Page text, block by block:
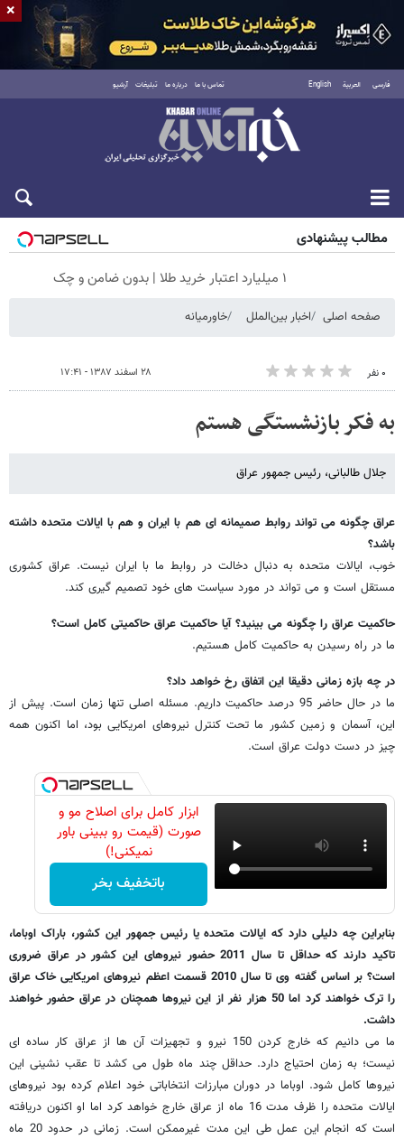
فارسی العربية English تماس با ما درباره ما تبلیغات آرشیو
جمعه ۱۶ مرداد ۱۴۰۵
مطالب پیشنهادی
۱ میلیارد اعتبار خرید طلا | بدون ضامن و چک
صفحه اصلی اخبار بین‌الملل خاورمیانه
۰ نفر ۲۸ اسفند ۱۳۸۷ - ۱۷:۴۱
به فکر بازنشستگی هستم
جلال طالبانی، رئیس جمهور عراق
عراق چگونه می تواند روابط صمیمانه ای هم با ایران و هم با ایالات متحده داشته
باشد؟
خوب، ایالات متحده به دنبال دخالت در روابط ما با ایران نیست. عراق کشوری
مستقل است و می تواند در مورد سیاست های خود تصمیم گیری کند.
حاکمیت عراق را چگونه می بینید؟ آیا حاکمیت عراق حاکمیتی کامل است؟
ما در راه رسیدن به حاکمیت کامل هستیم.
در چه بازه زمانی دقیقا این اتفاق رخ خواهد داد؟
ما در حال حاضر 95 درصد حاکمیت داریم. مسئله اصلی تنها زمان است. پیش از
این، آسمان و زمین کشور ما تحت کنترل نیروهای امریکایی بود، اما اکنون همه
چیز در دست دولت عراق است.
ابزار کامل برای اصلاح مو و
صورت (قیمت رو ببینی باور
نمیکنی!)
باتخفیف بخر
بنابراین چه دلیلی دارد که ایالات متحده یا رئیس جمهور این کشور، باراک اوباما،
تاکید دارند که حداقل تا سال 2011 حضور نیروهای این کشور در عراق ضروری
است؟ بر اساس گفته وی تا سال 2010 قسمت اعظم نیروهای امریکایی خاک عراق
را ترک خواهند کرد اما 50 هزار نفر از این نیروها همچنان در عراق حضور خواهند
داشت.
ما می دانیم که خارج کردن 150 نیرو و تجهیزات آن ها از عراق کار ساده ای
نیست؛ به زمان احتیاج دارد. حداقل چند ماه طول می کشد تا عقب نشینی این
نیروها کامل شود. اوباما در دوران مبارزات انتخاباتی خود اعلام کرده بود نیروهای
ایالات متحده را ظرف مدت 16 ماه از عراق خارج خواهد کرد اما او اکنون دریافته
است که انجام این عمل طی این مدت غیرممکن است. زمانی در حدود 20 ماه
×